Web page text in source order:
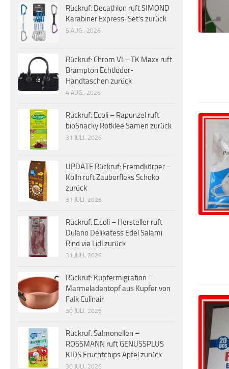
Rückruf: Decathlon ruft SIMOND
Karabiner Express-Set’s zurück
5 AUG., 2026
Rückruf: Chrom VI – TK Maxx ruft
Brampton Echtleder-
Handtaschen zurück
4 AUG., 2026
Rückruf: Ecoli – Rapunzel ruft
bioSnacky Rotklee Samen zurück
31 JULI, 2026
UPDATE Rückruf: Fremdkörper –
Kölln ruft Zauberfleks Schoko
zurück
31 JULI, 2026
Rückruf: E.coli – Hersteller ruft
Dulano Delikatess Edel Salami
Rind via Lidl zurück
31 JULI, 2026
Rückruf: Kupfermigration –
Marmeladentopf aus Kupfer von
Falk Culinair
30 JULI, 2026
Rückruf: Salmonellen –
ROSSMANN ruft GENUSSPLUS
KIDS Fruchtchips Apfel zurück
30 JULI, 2026